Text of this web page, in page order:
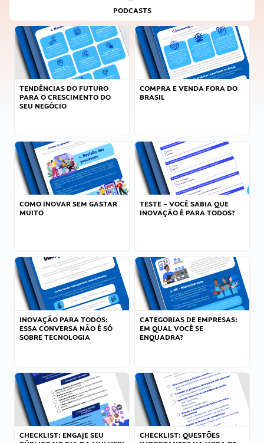
PODCASTS
TENDÊNCIAS DO FUTURO
PARA O CRESCIMENTO DO
SEU NEGÓCIO
COMPRA E VENDA FORA DO
BRASIL
COMO INOVAR SEM GASTAR
MUITO
TESTE – VOCÊ SABIA QUE
INOVAÇÃO É PARA TODOS?
INOVAÇÃO PARA TODOS:
ESSA CONVERSA NÃO É SÓ
SOBRE TECNOLOGIA
CATEGORIAS DE EMPRESAS:
EM QUAL VOCÊ SE
ENQUADRA?
CHECKLIST: ENGAJE SEU
CHECKLIST: QUESTÕES